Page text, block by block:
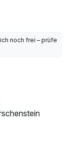
noch frei – prüfe